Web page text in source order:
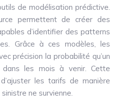
de modélisation prédictive.
permettent de créer des
d’identifier des patterns
Grâce à ces modèles, les
précision la probabilité qu’un
dans les mois à venir. Cette
les tarifs de manière
ne survienne.